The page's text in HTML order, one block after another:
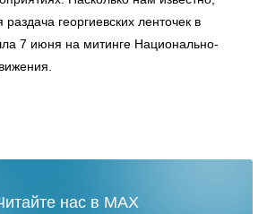
георгиевских ленточек в
7 июня на митинге Национально-
нас в MAX